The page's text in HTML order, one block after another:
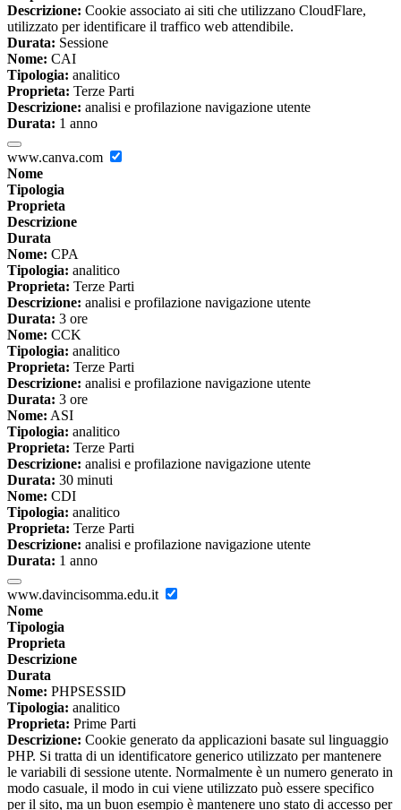
Descrizione: Cookie associato ai siti che utilizzano CloudFlare,
utilizzato per identificare il traffico web attendibile.
Durata: Sessione
Nome: CAI
Tipologia: analitico
Proprieta: Terze Parti
Descrizione: analisi e profilazione navigazione utente
Durata: 1 anno
www.canva.com
Nome
Tipologia
Proprieta
Descrizione
Durata
Nome: CPA
Tipologia: analitico
Proprieta: Terze Parti
Descrizione: analisi e profilazione navigazione utente
Durata: 3 ore
Nome: CCK
Tipologia: analitico
Proprieta: Terze Parti
Descrizione: analisi e profilazione navigazione utente
Durata: 3 ore
Nome: ASI
Tipologia: analitico
Proprieta: Terze Parti
Descrizione: analisi e profilazione navigazione utente
Durata: 30 minuti
Nome: CDI
Tipologia: analitico
Proprieta: Terze Parti
Descrizione: analisi e profilazione navigazione utente
Durata: 1 anno
www.davincisomma.edu.it
Nome
Tipologia
Proprieta
Descrizione
Durata
Nome: PHPSESSID
Tipologia: analitico
Proprieta: Prime Parti
Descrizione: Cookie generato da applicazioni basate sul linguaggio
PHP. Si tratta di un identificatore generico utilizzato per mantenere
le variabili di sessione utente. Normalmente è un numero generato in
modo casuale, il modo in cui viene utilizzato può essere specifico
per il sito, ma un buon esempio è mantenere uno stato di accesso per